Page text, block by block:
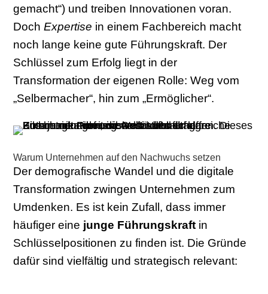
gemacht“) und treiben Innovationen voran.
DochExpertise in einem Fachbereich macht
noch lange keine gute Führungskraft. Der
Schlüssel zum Erfolg liegt in der
Transformation der eigenen Rolle: Weg vom
„Selbermacher“, hin zum „Ermöglicher“.
Warum Unternehmen auf den Nachwuchs setzen
Der demografische Wandel und die digitale
Transformation zwingen Unternehmen zum
Umdenken. Es ist kein Zufall, dass immer
häufiger eine junge Führungskraft in
Schlüsselpositionen zu finden ist. Die Gründe
dafür sind vielfältig und strategisch relevant: